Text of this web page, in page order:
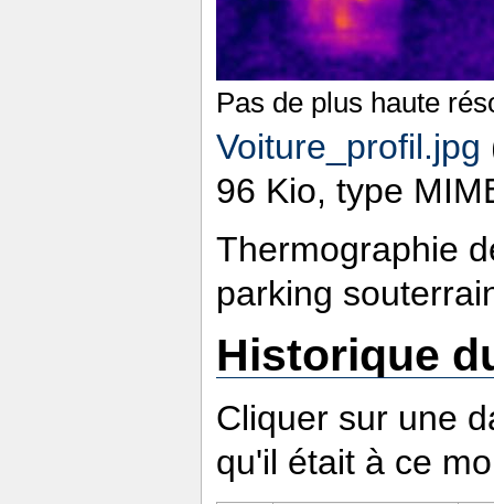
Pas de plus haute
Voiture_profil.jpg
96 Kio, type
Thermographie
parking
Historique
Cliquer sur une
qu'il était à ce